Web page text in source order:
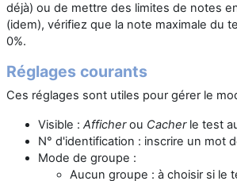
déjà) ou de mettre des limites de notes
(idem), vérifiez que la note maximale du
0%.
Réglages courants
Ces réglages sont utiles pour gérer le
Visible : Afficherou Cacherle test
N° d'identification : inscrire un mot
Mode de groupe :
Aucun groupe : à choisir si le